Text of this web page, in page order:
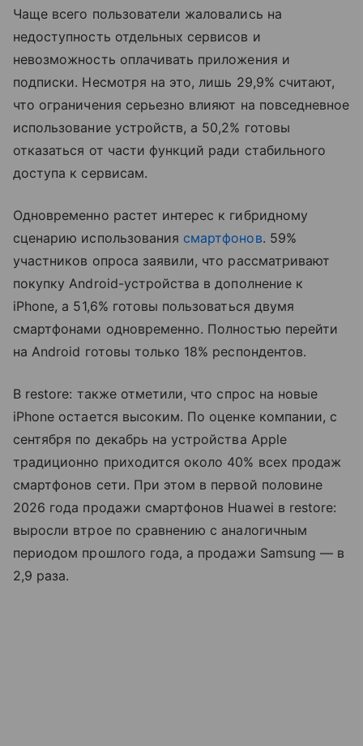
Чаще всего пользователи жаловались на
недоступность отдельных сервисов и
невозможность оплачивать приложения и
подписки. Несмотря на это, лишь 29,9% считают,
что ограничения серьезно влияют на повседневное
использование устройств, а 50,2% готовы
отказаться от части функций ради стабильного
доступа к сервисам.
Одновременно растет интерес к гибридному
сценарию использования смартфонов. 59%
участников опроса заявили, что рассматривают
покупку Android-устройства в дополнение к
iPhone, а 51,6% готовы пользоваться двумя
смартфонами одновременно. Полностью перейти
на Android готовы только 18% респондентов.
В restore: также отметили, что спрос на новые
iPhone остается высоким. По оценке компании, с
сентября по декабрь на устройства Apple
традиционно приходится около 40% всех продаж
смартфонов сети. При этом в первой половине
2026 года продажи смартфонов Huawei в restore:
выросли втрое по сравнению с аналогичным
периодом прошлого года, а продажи Samsung — в
2,9 раза.